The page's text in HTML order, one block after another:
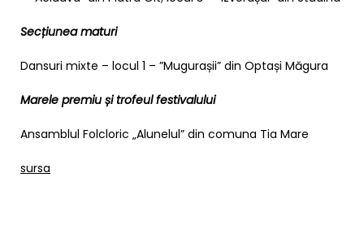
Secțiunea maturi
Dansuri mixte – locul 1 – ”Mugurașii” din Optași Măgura
Marele premiu și trofeul festivalului
Ansamblul Folcloric „Alunelul” din comuna Tia Mare
sursa